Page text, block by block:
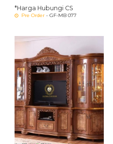
*Harga Hubungi CS
Pre Order - GF-MB 077